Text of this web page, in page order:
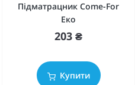
Підматрацник Come-For
Еко
203 ₴
Купити